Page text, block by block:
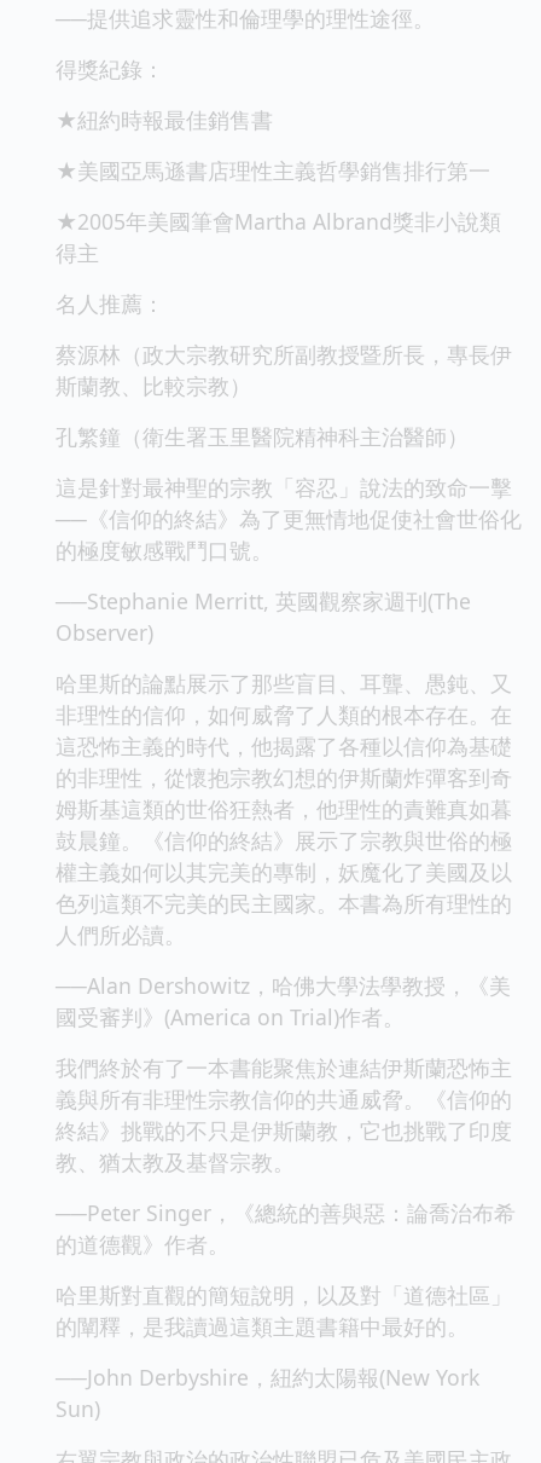
──提供追求靈性和倫理學的理性途徑。
得獎紀錄：
★紐約時報最佳銷售書
★美國亞馬遜書店理性主義哲學銷售排行第一
★2005年美國筆會Martha Albrand獎非小說類
得主
名人推薦：
蔡源林（政大宗教研究所副教授暨所長，專長伊
斯蘭教、比較宗教）
孔繁鐘（衛生署玉里醫院精神科主治醫師）
這是針對最神聖的宗教「容忍」說法的致命一擊
──《信仰的終結》為了更無情地促使社會世俗化
的極度敏感戰鬥口號。
──Stephanie Merritt, 英國觀察家週刊(The
Observer)
哈里斯的論點展示了那些盲目、耳聾、愚鈍、又
非理性的信仰，如何威脅了人類的根本存在。在
這恐怖主義的時代，他揭露了各種以信仰為基礎
的非理性，從懷抱宗教幻想的伊斯蘭炸彈客到奇
姆斯基這類的世俗狂熱者，他理性的責難真如暮
鼓晨鐘。《信仰的終結》展示了宗教與世俗的極
權主義如何以其完美的專制，妖魔化了美國及以
色列這類不完美的民主國家。本書為所有理性的
人們所必讀。
──Alan Dershowitz，哈佛大學法學教授，《美
國受審判》(America on Trial)作者。
我們終於有了一本書能聚焦於連結伊斯蘭恐怖主
義與所有非理性宗教信仰的共通威脅。《信仰的
終結》挑戰的不只是伊斯蘭教，它也挑戰了印度
教、猶太教及基督宗教。
──Peter Singer，《總統的善與惡：論喬治布希
的道德觀》作者。
哈里斯對直觀的簡短說明，以及對「道德社區」
的闡釋，是我讀過這類主題書籍中最好的。
──John Derbyshire，紐約太陽報(New York
Sun)